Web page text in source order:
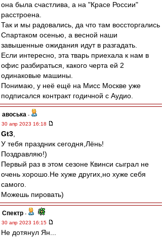
она была счастлива, а на "Красе России"
расстроена.
Так и мы радовались, да что там воссторгались
Спартаком осенью, а весной наши
завышенные ожидания идут в разгадать.
Если интересно, эта тварь приехала к нам в
офис разбираться, какого черта ей 2
одинаковые машины.
Понимаю, у неё ещё на Мисс Москве уже
подписался контракт годичной с Аудио.
авоська -
30 апр 2023 16:18
Gt3
У тебя праздник сегодня,Лёнь!
Поздравляю!)
Первый раз в этом сезоне Квинси сыграл не
очень хорошо.Не хуже других,но хуже себя
самого.
Можешь пировать)
Спектр -
30 апр 2023 16:15
Не дотянул Ян...